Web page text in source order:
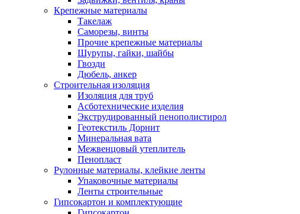
Крепежные материалы
Такелаж
Саморезы, винты
Прочие крепежные материалы
Шурупы, гайки, шайбы
Гвозди
Дюбель, анкер
Строительная изоляция
Изоляция для труб
Асботехнические изделия
Экструдированный пенополистирол
Геотекстиль Дорнит
Минеральная вата
Межвенцовый утеплитель
Пенопласт
Рулонные материалы, клейкие ленты
Упаковочные материалы
Ленты строительные
Гипсокартон и комплектующие